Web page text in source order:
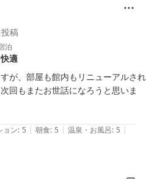
インシステム、そして「地元メニ
ただいた朝食バイキングなど、リ
けて大変嬉しく存じます。
中のためご利用いただけず大変申
もかかわらず、「リニューアルが
との温かいお言葉をいただき、ス
ます。
お待ち申し上げております。
投稿
泊
適
が、部屋も館内もリニューアルされ
回もまたお世話になろうと思いま
ョン: 5 | 朝食: 5 | 温泉・お風呂: 5 |